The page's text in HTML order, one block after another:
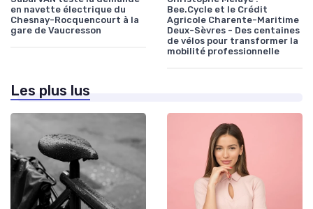
en navette électrique du
Chesnay-Rocquencourt à la
gare de Vaucresson
Bee.Cycle et le Crédit
Agricole Charente-Maritime
Deux-Sèvres - Des centaines
de vélos pour transformer la
mobilité professionnelle
Les plus lus